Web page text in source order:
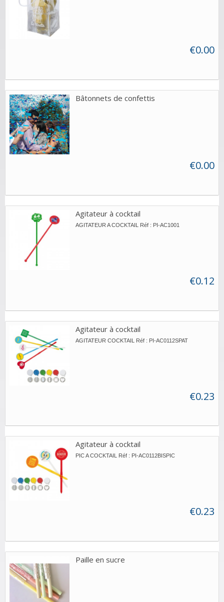
€0.00
Bâtonnets de confettis
€0.00
Agitateur à cocktail
AGITATEUR A COCKTAIL Réf : PI-AC1001
€0.12
Agitateur à cocktail
AGITATEUR COCKTAIL Réf : PI-AC0112SPAT
€0.23
Agitateur à cocktail
PIC A COCKTAIL Réf : PI-AC0112BISPIC
€0.23
Paille en sucre